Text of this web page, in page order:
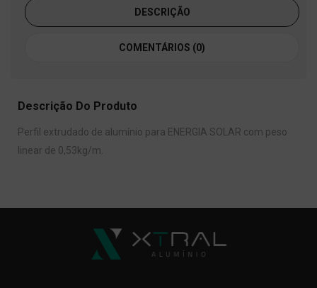
DESCRIÇÃO
COMENTÁRIOS (0)
Descrição Do Produto
Perfil extrudado de alumínio para ENERGIA SOLAR com peso
linear de 0,53kg/m.